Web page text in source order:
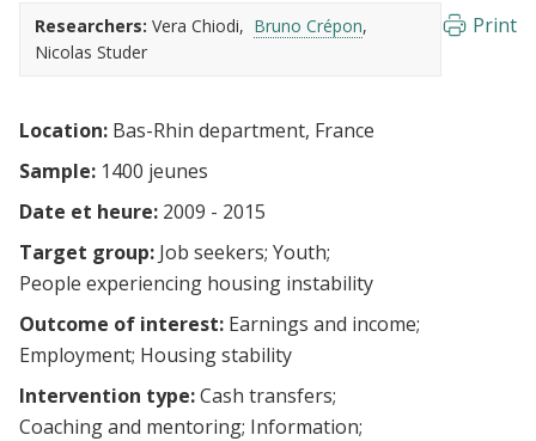
Researchers: Vera Chiodi
Bruno Crépon
Nicolas Studer
Print
Location: Bas-Rhin department, France
Sample: 1400 jeunes
Date et heure: 2009 - 2015
Target group: Job seekers Youth
People experiencing housing instability
Outcome of interest: Earnings and income
Employment Housing stability
Intervention type:Cash transfers
Coaching and mentoring Information